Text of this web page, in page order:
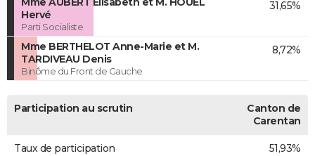
Hervé
Parti Socialiste
31,65%
Mme BERTHELOT Anne-Marie et M.
TARDIVEAU Denis
Binôme du Front de Gauche
8,72%
Participation au scrutin
Canton de
Carentan
Taux de participation 51,93%